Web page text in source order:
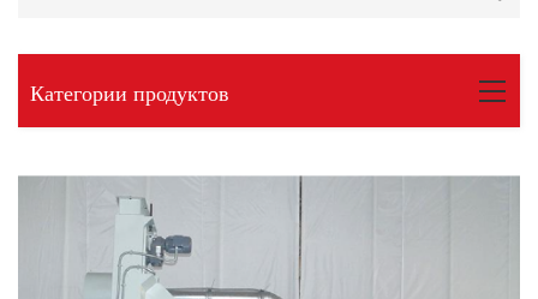
Категории продуктов